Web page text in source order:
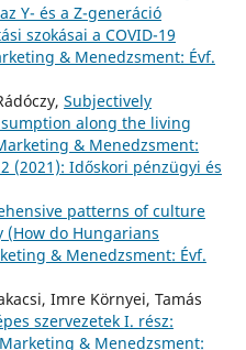
Y- és a Z-generáció
szokásai a COVID-19
& Menedzsment: Évf.
Subjectively
along the living
& Menedzsment:
(2021): Időskori pénzügyi és
patterns of culture
do Hungarians
& Menedzsment: Évf.
Imre Környei, Tamás
szervezetek I. rész:
Marketing & Menedzsment: